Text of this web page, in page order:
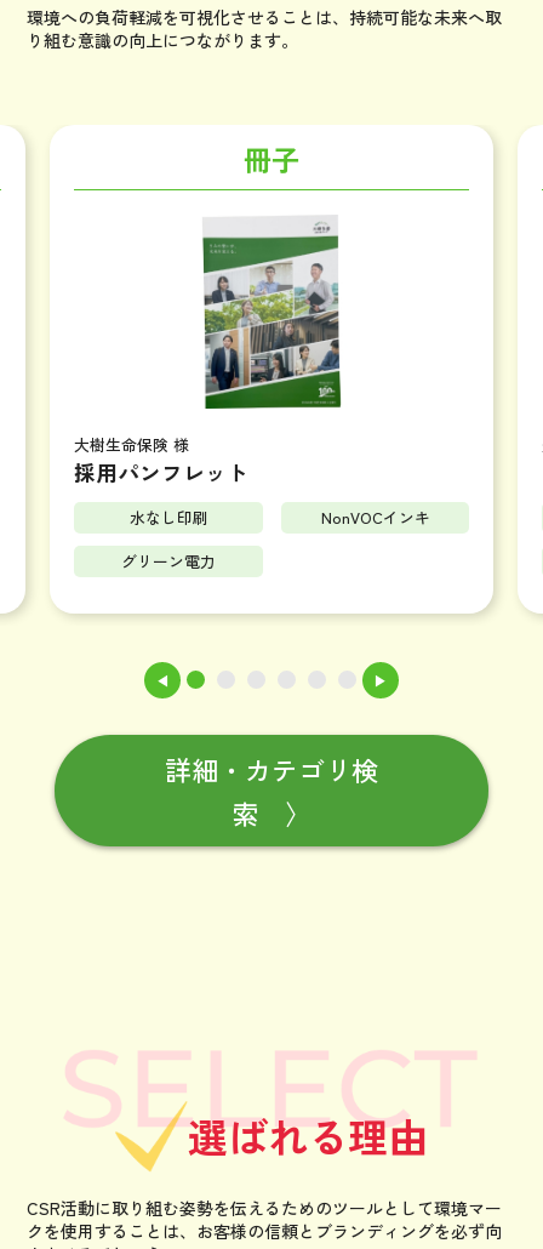
環境への負荷軽減を可視化させることは、持続可能な未来へ取
り組む意識の向上につながります。
リーフレット
豊島区 様
イベント告知リーフレット
カーボンオフセット
NonVOCインキ
ベジタブルインキ
◀ ▶
1
詳細・カテゴリ検
索 〉
選ばれる理由
CSR活動に取り組む姿勢を伝えるためのツールとして環境マー
クを使用することは、 お客様の信頼とブランディングを必ず向